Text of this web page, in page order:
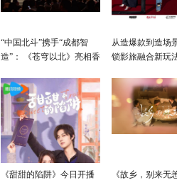
“中国北斗”携手“成都智
造”： 《苍穹以北》亮相香
融合”出海新篇章
从造爆款到造场
锁影旅融合新玩
《甜甜的陷阱》今日开播
《故乡，别来无